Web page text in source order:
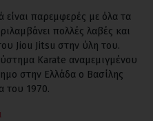
είναι παρεμφερές με όλα τα
πολλές λαβές και
Jiou Jitsu στην ύλη του.
Karate αναμεμιγμένου
στην Ελλάδα ο Βασίλης
του 1970.